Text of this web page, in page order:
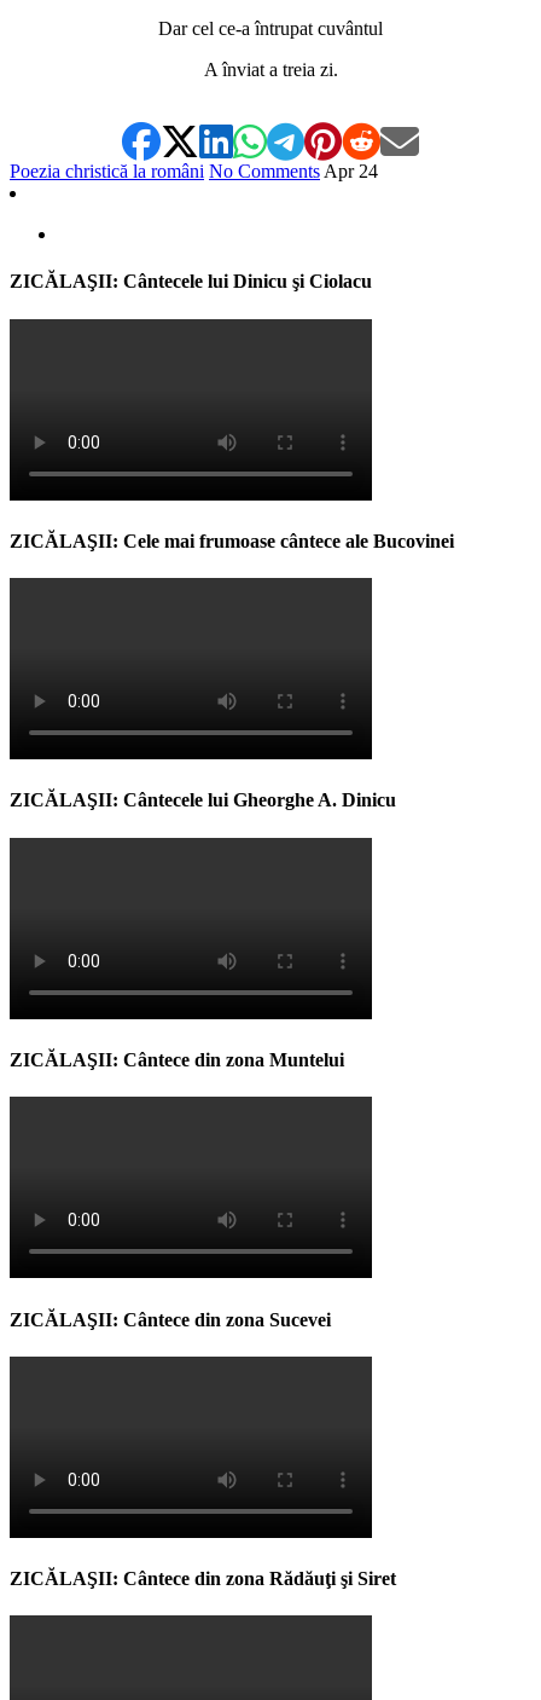
Dar cel ce-a întrupat cuvântul
A înviat a treia zi.
Poezia christică la români No Comments Apr 24
ZICĂLAŞII: Cântecele lui Dinicu şi Ciolacu
ZICĂLAŞII: Cele mai frumoase cântece ale Bucovinei
ZICĂLAŞII: Cântecele lui Gheorghe A. Dinicu
ZICĂLAŞII: Cântece din zona Muntelui
ZICĂLAŞII: Cântece din zona Sucevei
ZICĂLAŞII: Cântece din zona Rădăuţi şi Siret